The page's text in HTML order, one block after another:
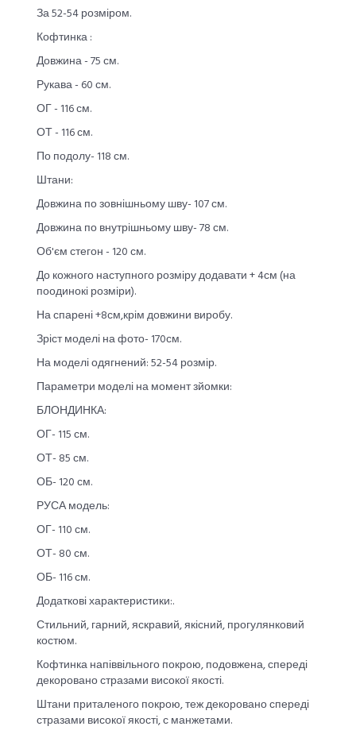
За 52-54 розміром.
Кофтинка :
Довжина - 75 см.
Рукава - 60 см.
ОГ - 116 см.
ОТ - 116 см.
По подолу- 118 см.
Штани:
Довжина по зовнішньому шву- 107 см.
Довжина по внутрішньому шву- 78 см.
Об'єм стегон - 120 см.
До кожного наступного розміру додавати + 4см (на
поодинокі розміри).
На спарені +8см,крім довжини виробу.
Зріст моделі на фото- 170см.
На моделі одягнений: 52-54 розмір.
Параметри моделі на момент зйомки:
БЛОНДИНКА:
ОГ- 115 см.
ОТ- 85 см.
ОБ- 120 см.
РУСА модель:
ОГ- 110 см.
ОТ- 80 см.
ОБ- 116 см.
Додаткові характеристики:.
Стильний, гарний, яскравий, якісний, прогулянковий
костюм.
Кофтинка напіввільного покрою, подовжена, спереді
декоровано стразами високої якості.
Штани приталеного покрою, теж декоровано спереді
стразами високої якості, с манжетами.